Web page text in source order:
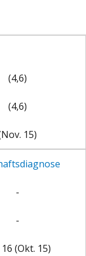
(4,6)
(4,6)
15)
-
-
(Okt. 15)